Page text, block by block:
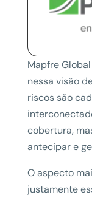
Mapfre
nessa visão
riscos são
cobertura,
antecipar e
O aspecto
justamente